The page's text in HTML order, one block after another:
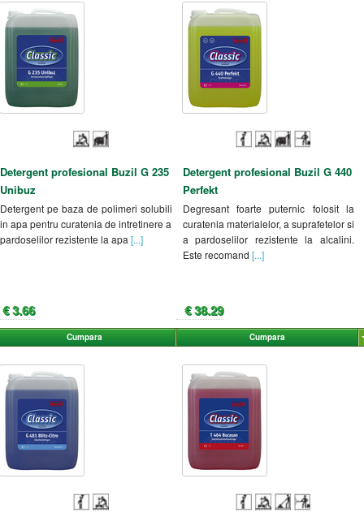
Detergent profesional Buzil G 235
Unibuz
Detergent pe baza de polimeri solubili
in apa pentru curatenia de intretinere a
pardoselilor rezistente la apa [...]
€ 3.66
Cumpara
Detergent profesional Buzil G 440
Perfekt
Degresant foarte puternic folosit la
curatenia materialelor, a suprafetelor si
a pardoselilor rezistente la alcalini.
Este recomand [...]
€ 38.29
Cumpara